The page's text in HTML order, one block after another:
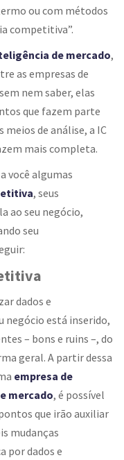
ou com métodos
competitiva”.
de mercado,
as empresas de
nem saber, elas
que fazem parte
meios de análise, a IC
mais completa.
você algumas
, seus
ao seu negócio,
seu
dados e
negócio está inserido,
– bons e ruins –, do
geral. A partir dessa
empresa de
mercado, é possível
que irão auxiliar
mudanças
por dados e